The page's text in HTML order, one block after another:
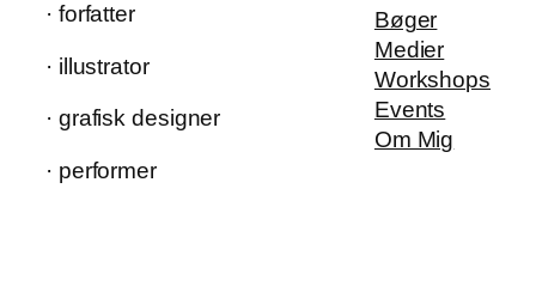
· forfatter
· illustrator
· grafisk designer
· performer
Bøger
Medier
Workshops
Events
Om Mig